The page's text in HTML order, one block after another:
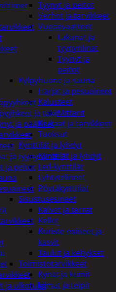
Tyynyt ja peitot
Verhot ja tarvikkeet
Vuodevaatteet
Lakanat ja
tyynynlinat
Tyynyt ja
peitot
Kylpyhuone ja sauna
Harjat ja pesuaineet
Kalusteet
Mittarit
Kiukaat ja tarvikkeet
Tuoksut
Kynttilät ja lyhdyt
Kynttilät ja lyhdyt
Led-kynttilät
Lyhtytelineet
Pöytäkynttilät
Sisustusesineet
Kalvot ja tarrat
Kellot
Koriste-esineet ja
kasvit
Taulut ja kehykset
Toimistotarvikkeet
Kynät ja kumit
Liimat ja teipit
ja takit
ja päälliset
ja tyynynlinat
ja peitot
ja ulkotulet